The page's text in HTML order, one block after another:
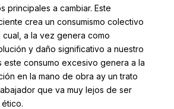
principales a cambiar. Este
crea un consumismo colectivo
a la vez genera como
y daño significativo a nuestro
este consumo excesivo genera a la
en la mano de obra ay un trato
que va muy lejos de ser